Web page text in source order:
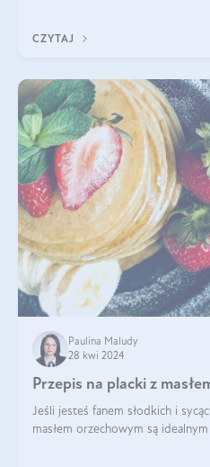
CZYTAJ
Paulina Maludy
28 kwi 2024
Przepis na placki z
Jeśli jesteś fanem słodkich i
masłem orzechowym są